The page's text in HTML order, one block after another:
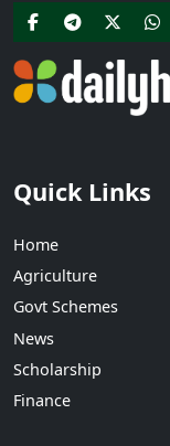
Quick Links
Home
Agriculture
Govt Schemes
News
Scholarship
Finance